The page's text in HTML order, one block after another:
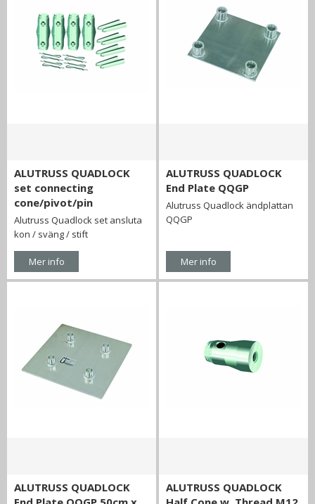
ALUTRUSS QUADLOCK
set connecting
cone/pivot/pin
Alutruss Quadlock set ansluta
kon / sväng / stift
Mer info
ALUTRUSS QUADLOCK
End Plate QQGP
Alutruss Quadlock ändplattan
QQGP
Mer info
ALUTRUSS QUADLOCK
ALUTRUSS QUADLOCK